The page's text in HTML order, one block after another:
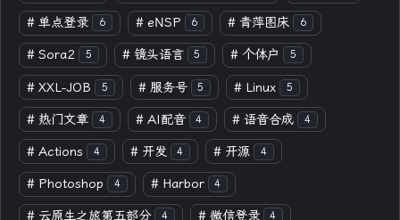
# 单点登录 6 # eNSP 6 # 青萍图床 6
# Sora2 5 # 镜头语言 5 # 个体户 5
# XXL-JOB 5 # 服务号 5 # Linux 5
# 热门文章 4 # AI配音 4 # 语音合成 4
# Actions 4 # 开发 4 # 开源 4
# Photoshop 4 # Harbor 4
# 云原生之旅第五部分 4 # 微信登录 4